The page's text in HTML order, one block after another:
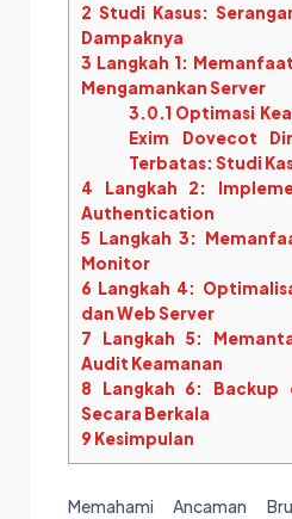
2 Studi Kasus:
Dampaknya
3 Langkah 1:
Mengamankan Server
3.0.1 Optimasi
Exim Dovecot
Terbatas: Studi
4 Langkah 2:
Authentication
5 Langkah 3:
Monitor
6 Langkah 4:
dan Web Server
7 Langkah 5:
Audit Keamanan
8 Langkah 6: Backup
Secara Berkala
9 Kesimpulan
Memahami Ancaman